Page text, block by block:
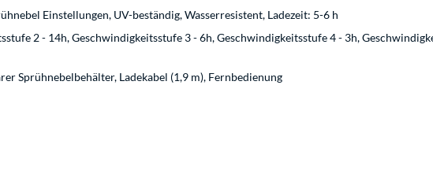
Einstellungen, UV-beständig, Wasserresistent, Ladezeit: 5-6 h
2 - 14h, Geschwindigkeitsstufe 3 - 6h, Geschwindigkeitsstufe 4 - 3h,
Sprühnebelbehälter, Ladekabel (1,9 m), Fernbedienung